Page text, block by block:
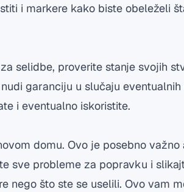
i markere kako biste obeleželi
selidbe, proverite stanje svojih
garanciju u slučaju eventualnih
i eventualno iskoristite.
domu. Ovo je posebno važno
sve probleme za popravku i
nego što ste se uselili. Ovo vam